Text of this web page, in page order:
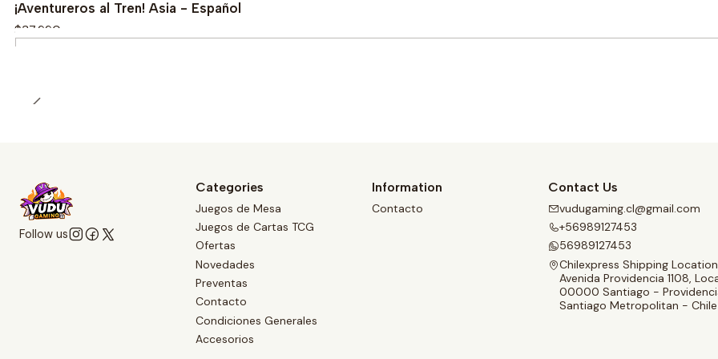
¡Aventureros al Tren! Asia - Español
$37.990
Follow us
Categories
Juegos de Mesa
Juegos de Cartas TCG
Ofertas
Novedades
Preventas
Contacto
Condiciones Generales
Accesorios
Information
Contacto
Contact Us
vudugaming.cl@gmail.com
+56989127453
56989127453
Chilexpress Shipping Location
Avenida Providencia 1108,
00000 Santiago -
Santiago Metropolitan - Chile